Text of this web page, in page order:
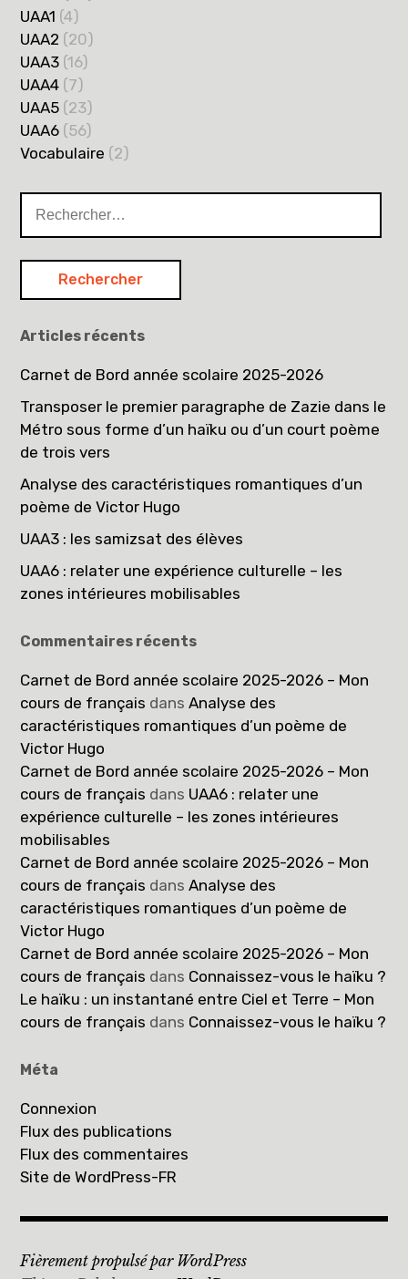
UAA1 (4)
UAA2 (20)
UAA3 (16)
UAA4 (7)
UAA5 (23)
UAA6 (56)
Vocabulaire (2)
Articles récents
Carnet de Bord année scolaire 2025-2026
Transposer le premier paragraphe de Zazie dans le
Métro sous forme d’un haïku ou d’un court poème
de trois vers
Analyse des caractéristiques romantiques d’un
poème de Victor Hugo
UAA3 : les samizsat des élèves
UAA6 : relater une expérience culturelle – les
zones intérieures mobilisables
Commentaires récents
Carnet de Bord année scolaire 2025-2026 – Mon
cours de français dansAnalyse des
caractéristiques romantiques d’un poème de
Victor Hugo
Carnet de Bord année scolaire 2025-2026 – Mon
cours de français dans UAA6 : relater une
expérience culturelle – les zones intérieures
mobilisables
Carnet de Bord année scolaire 2025-2026 – Mon
cours de français dansAnalyse des
caractéristiques romantiques d’un poème de
Victor Hugo
Carnet de Bord année scolaire 2025-2026 – Mon
cours de français dans Connaissez-vous le haïku ?
Le haïku : un instantané entre Ciel et Terre – Mon
cours de français dans Connaissez-vous le haïku ?
Méta
Connexion
Flux des publications
Flux des commentaires
Site de WordPress-FR
Fièrement propulsé par WordPress